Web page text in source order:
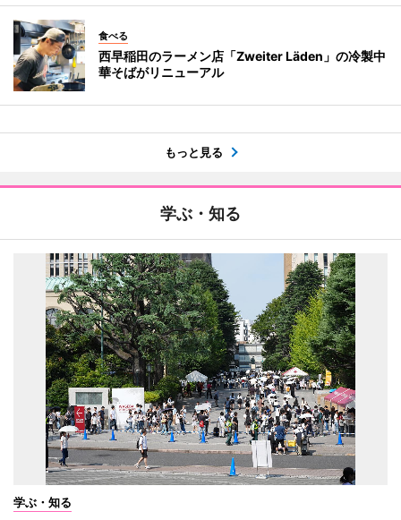
食べる
西早稲田のラーメン店「Zweiter Läden」の冷製中
華そばがリニューアル
もっと見る
学ぶ・知る
学ぶ・知る